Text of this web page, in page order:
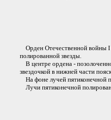
Орден Отечественной войны I
полированной звезды.
В центре ордена -
звездочкой в нижней части
На фоне лучей пятиконечной
Лучи пятиконечной